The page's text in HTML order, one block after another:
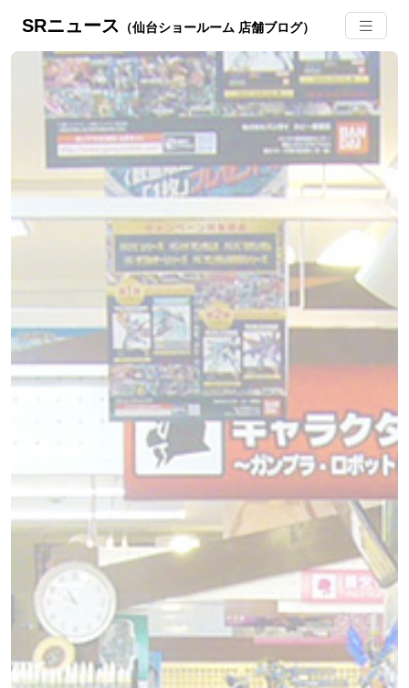
SRニュース （仙台ショールーム 店舗ブログ）